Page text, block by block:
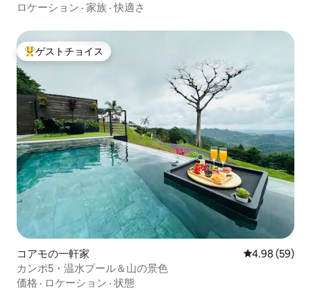
ロケーション · 家族 ·快適さ
大好評のゲストチョイスです。
ゲストチョイス
コアモの一軒家 レビュー59
4.98 (59)
カンポ5・温水プール＆山の景色
価格 · ロケーション · 状態